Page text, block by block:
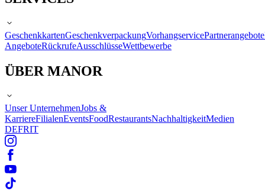
GeschenkkartenGeschenkverpackungVorhangservicePartnerangebote
AngeboteRückrufeAusschlüsseWettbewerbe
ÜBER MANOR
Unser UnternehmenJobs &
KarriereFilialenEventsFoodRestaurantsNachhaltigkeitMedien
DEFRIT